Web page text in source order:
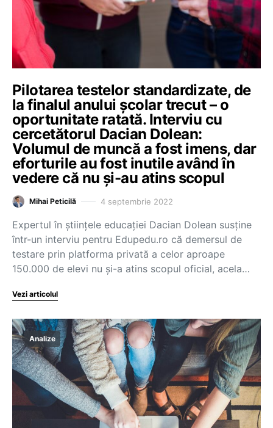
Pilotarea testelor standardizate, de
la finalul anului școlar trecut – o
oportunitate ratată. Interviu cu
cercetătorul Dacian Dolean:
Volumul de muncă a fost imens, dar
eforturile au fost inutile având în
vedere că nu și-au atins scopul
Mihai Peticilă 4 septembrie 2022
Expertul în științele educației Dacian Dolean susține
într-un interviu pentru Edupedu.ro că demersul de
testare prin platforma privată a celor aproape
150.000 de elevi nu și-a atins scopul oficial, acela…
Vezi articolul
Analize